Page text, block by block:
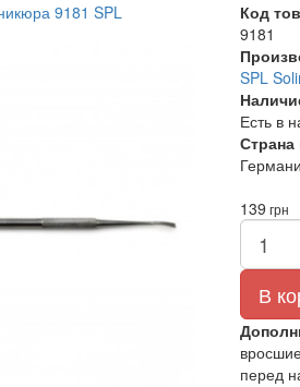
Код
9181
SPL
Есть в
Страна
139 грн
В
перед